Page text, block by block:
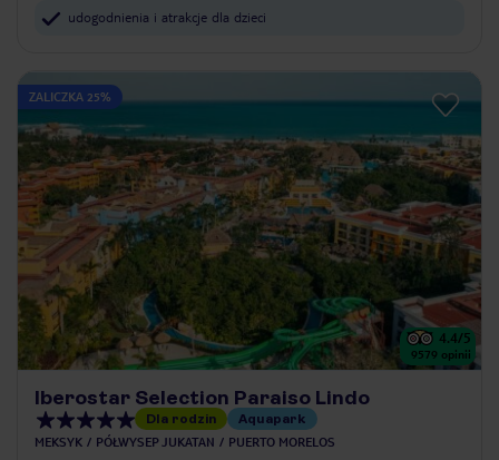
udogodnienia i atrakcje dla dzieci
ZALICZKA 25%
4.4/5
9579 opinii
Iberostar Selection Paraiso Lindo
Dla rodzin Aquapark
MEKSYK PÓŁWYSEP JUKATAN PUERTO MORELOS